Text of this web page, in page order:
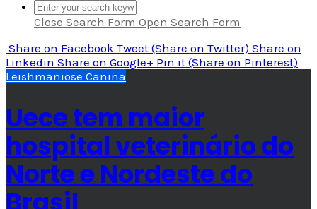
Close Search Form Open Search Form
Share on Facebook Tweet (Share on Twitter) Share on
Linkedin Share on Google+ Pin it (Share on Pinterest)
Leishmaniose Canina
Uece tem maior
hospital veterinário do
Norte e Nordeste do